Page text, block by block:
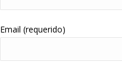
Email (requerido)